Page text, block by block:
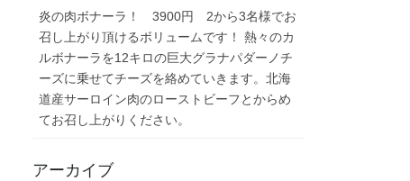
炎の肉ボナーラ！ 3900円 2から3名様でお
召し上がり頂けるボリュームです！ 熱々のカ
ルボナーラを12キロの巨大グラナパダーノチ
ーズに乗せてチーズを絡めていきます。北海
道産サーロイン肉のローストビーフとからめ
てお召し上がりください。
アーカイブ